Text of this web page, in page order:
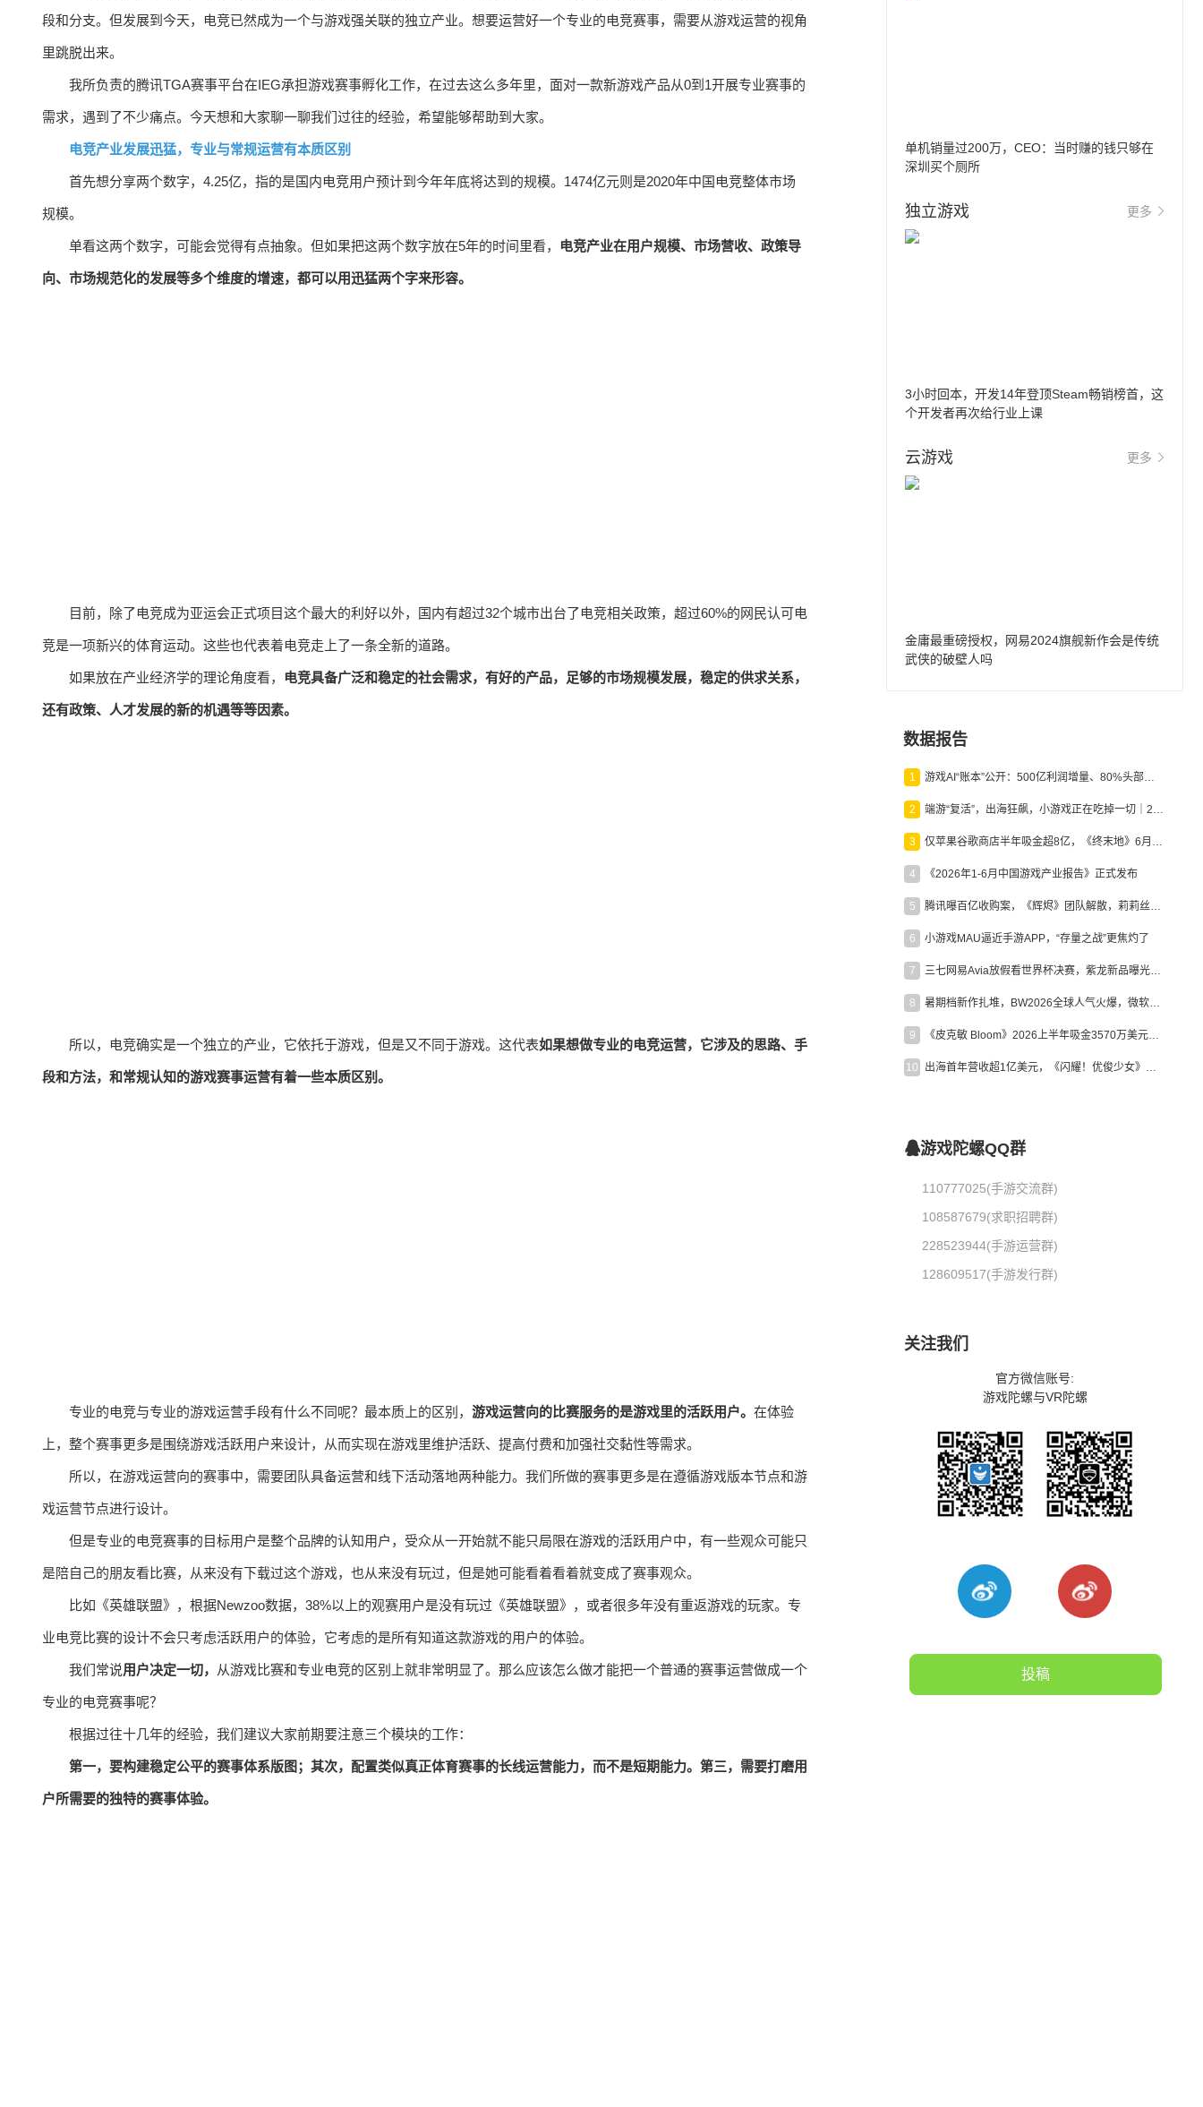
段和分支。但发展到今天，电竞已然成为一个与游戏强关联的独立产业。想要运营好一个专业的电竞赛事，需要从游戏运营的视角
里跳脱出来。
我所负责的腾讯TGA赛事平台在IEG承担游戏赛事孵化工作，在过去这么多年里，面对一款新游戏产品从0到1开展专业赛事的
需求，遇到了不少痛点。今天想和大家聊一聊我们过往的经验，希望能够帮助到大家。
电竞产业发展迅猛，专业与常规运营有本质区别
首先想分享两个数字，4.25亿，指的是国内电竞用户预计到今年年底将达到的规模。1474亿元则是2020年中国电竞整体市场
规模。
单看这两个数字，可能会觉得有点抽象。但如果把这两个数字放在5年的时间里看， 电竞产业在用户规模、市场营收、政策导
向、市场规范化的发展等多个维度的增速，都可以用迅猛两个字来形容。
目前，除了电竞成为亚运会正式项目这个最大的利好以外，国内有超过32个城市出台了电竞相关政策，超过60%的网民认可电
竞是一项新兴的体育运动。这些也代表着电竞走上了一条全新的道路。
如果放在产业经济学的理论角度看， 电竞具备广泛和稳定的社会需求，有好的产品，足够的市场规模发展，稳定的供求关系，
还有政策、人才发展的新的机遇等等因素。
所以，电竞确实是一个独立的产业，它依托于游戏，但是又不同于游戏。这代表如果想做专业的电竞运营，它涉及的思路、手
段和方法，和常规认知的游戏赛事运营有着一些本质区别。
专业的电竞与专业的游戏运营手段有什么不同呢？最本质上的区别， 游戏运营向的比赛服务的是游戏里的活跃用户。 在体验
上，整个赛事更多是围绕游戏活跃用户来设计，从而实现在游戏里维护活跃、提高付费和加强社交黏性等需求。
所以，在游戏运营向的赛事中，需要团队具备运营和线下活动落地两种能力。我们所做的赛事更多是在遵循游戏版本节点和游
戏运营节点进行设计。
但是专业的电竞赛事的目标用户是整个品牌的认知用户，受众从一开始就不能只局限在游戏的活跃用户中，有一些观众可能只
是陪自己的朋友看比赛，从来没有下载过这个游戏，也从来没有玩过，但是她可能看着看着就变成了赛事观众。
比如《英雄联盟》，根据Newzoo数据，38%以上的观赛用户是没有玩过《英雄联盟》，或者很多年没有重返游戏的玩家。专
业电竞比赛的设计不会只考虑活跃用户的体验，它考虑的是所有知道这款游戏的用户的体验。
我们常说用户决定一切， 从游戏比赛和专业电竞的区别上就非常明显了。那么应该怎么做才能把一个普通的赛事运营做成一个
专业的电竞赛事呢？
根据过往十几年的经验，我们建议大家前期要注意三个模块的工作：
第一，要构建稳定公平的赛事体系版图；其次，配置类似真正体育赛事的长线运营能力，而不是短期能力。第三，需要打磨用
户所需要的独特的赛事体验。
单机销量过200万，CEO：当时赚的钱只够在
深圳买个厕所
独立游戏 更多
3小时回本，开发14年登顶Steam畅销榜首，这
个开发者再次给行业上课
云游戏 更多
金庸最重磅授权，网易2024旗舰新作会是传统
武侠的破壁人吗
数据报告
1 游戏AI“账本”公开：500亿利润增量、80%头部入局，谁在闷声发财？
2 端游“复活”，出海狂飙，小游戏正在吃掉一切｜2026上半年产业报告
3 仅苹果谷歌商店半年吸金超8亿，《终末地》6月份收入显著回暖
4 《2026年1-6月中国游戏产业报告》正式发布
5 腾讯曝百亿收购案，《辉烬》团队解散，莉莉丝新作曝光｜陀螺周报
6 小游戏MAU逼近手游APP，“存量之战”更焦灼了
7 三七网易Avia放假看世界杯决赛，紫龙新品曝光，米哈游新作上线 | 陀螺周报
8 暑期档新作扎堆，BW2026全球人气火爆，微软XBOX大裁员|陀螺周报
9 《皮克敏 Bloom》2026上半年吸金3570万美元，中国台湾成最大市场
10 出海首年营收超1亿美元，《闪耀！优俊少女》美国市场占比达七成
游戏陀螺QQ群
110777025(手游交流群)
108587679(求职招聘群)
228523944(手游运营群)
128609517(手游发行群)
关注我们
官方微信账号:
游戏陀螺与VR陀螺
投稿